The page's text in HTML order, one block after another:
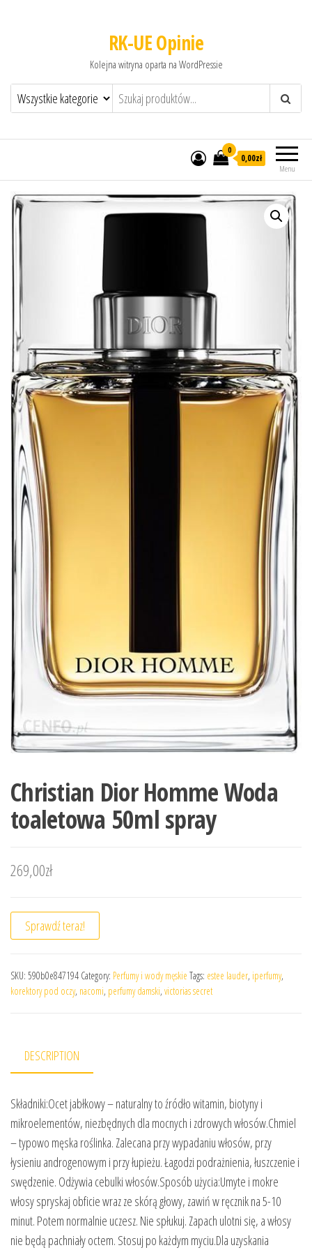
RK-UE Opinie
Kolejna witryna oparta na WordPressie
Menu
0
0,00zł
Christian Dior Homme Woda
toaletowa 50ml spray
269,00zł
Sprawdź teraz!
SKU: 590b0e847194 Category: Perfumy i wody męskie Tags: estee lauder, iperfumy,
korektory pod oczy, nacomi, perfumy damski, victorias secret
DESCRIPTION
Składniki:Ocet jabłkowy – naturalny to źródło witamin, biotyny i
mikroelementów, niezbędnych dla mocnych i zdrowych włosów.Chmiel
– typowo męska roślinka. Zalecana przy wypadaniu włosów, przy
łysieniu androgenowym i przy łupieżu. Łagodzi podrażnienia, łuszczenie i
swędzenie. Odżywia cebulki włosów.Sposób użycia:Umyte i mokre
włosy spryskaj obficie wraz ze skórą głowy, zawiń w ręcznik na 5-10
minut. Potem normalnie uczesz. Nie spłukuj. Zapach ulotni się, a włosy
nie będą pachniały octem. Stosuj po każdym myciu.Dla uzyskania